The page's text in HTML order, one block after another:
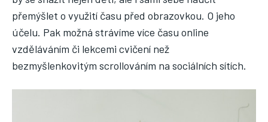
přemýšlet o využití času před obrazovkou. O jeho
účelu. Pak možná strávíme více času online
vzděláváním či lekcemi cvičení než
bezmyšlenkovitým scrollováním na sociálních sítích.